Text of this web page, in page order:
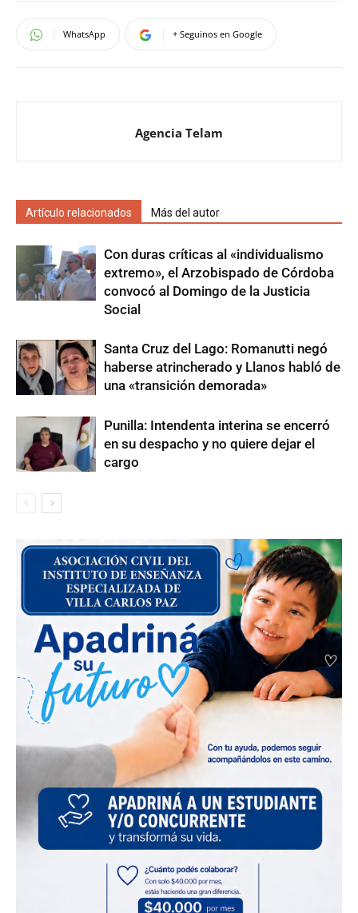
WhatsApp + Seguinos en Google
Agencia Telam
Artículo relacionados Más del autor
Con duras críticas al «individualismo
extremo», el Arzobispado de Córdoba
convocó al Domingo de la Justicia
Social
Santa Cruz del Lago: Romanutti negó
haberse atrincherado y Llanos habló de
una «transición demorada»
Punilla: Intendenta interina se encerró
en su despacho y no quiere dejar el
cargo